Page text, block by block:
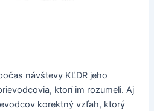
návštevy KĽDR jeho
ktorí im rozumeli. Aj
korektný vzťah, ktorý